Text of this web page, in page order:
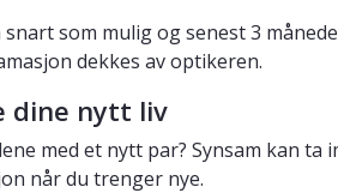
som mulig og senest 3
dekkes av optikeren.
dine nytt liv
med et nytt par? Synsam kan ta
når du trenger nye.